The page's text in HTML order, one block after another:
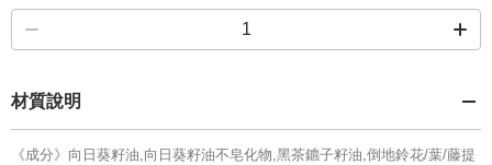
材質說明
《成分》向日葵籽油,向日葵籽油不皂化物,黑茶鑣子籽油,倒地鈴花/葉/藤提